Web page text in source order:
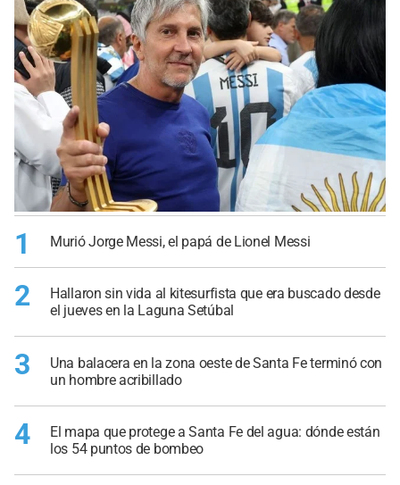
1 Murió Jorge Messi, el papá de Lionel Messi
2
Hallaron sin vida al kitesurfista que era buscado desde
el jueves en la Laguna Setúbal
3
Una balacera en la zona oeste de Santa Fe terminó con
un hombre acribillado
4
El mapa que protege a Santa Fe del agua: dónde están
los 54 puntos de bombeo